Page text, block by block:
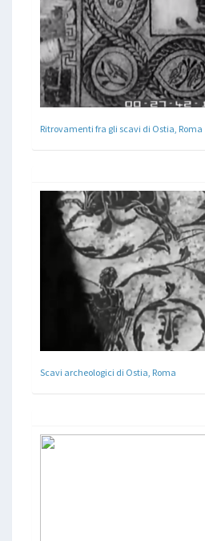
Ritrovamenti fra gli scavi di Ostia, Roma
Scavi archeologici di Ostia, Roma